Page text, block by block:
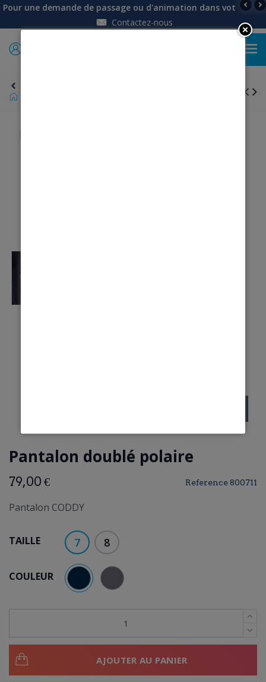
Pour une demande de passage ou d'animation dans votre
Contactez-nous
Pantalon doublé polaire
Reference 800711
79,00 €
Pantalon CODDY
COULEUR BLEU MARINE
GRIS
TAILLE 7 8
AJOUTER AU PANIER